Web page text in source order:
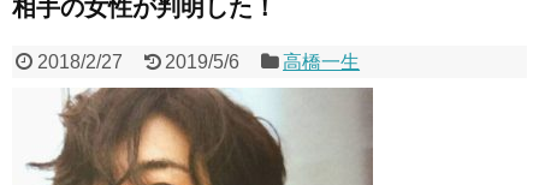
相手の女性が判明した！
2018/2/27 2019/5/6 高橋一生